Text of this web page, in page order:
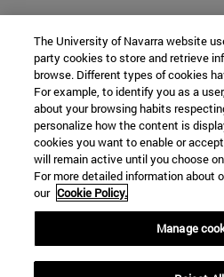
The University of Navarra website
party cookies to store and retrieve
browse. Different types of cookies
For example, to identify you as a
about your browsing habits
personalize how the content is
cookies you want to enable or
will remain active until you choose
For more detailed information about
our Cookie Policy.
Manage